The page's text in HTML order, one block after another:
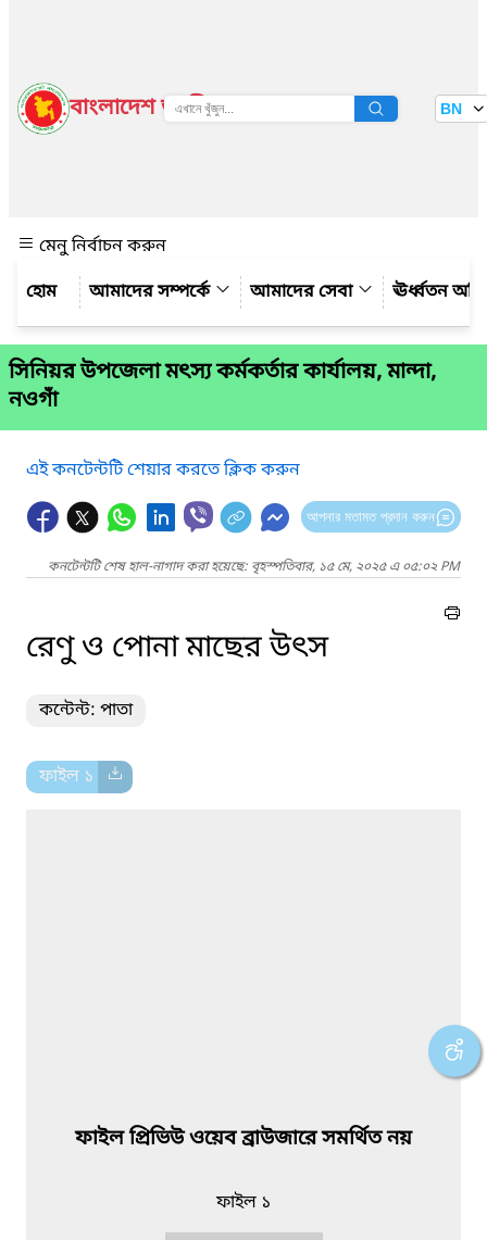
বাংলাদেশ জাতীয় তথ্য বাতায়ন BN
মেনু নির্বাচন করুন
আমাদের সম্পর্কে
আমাদের সেবা ঊর্ধ্বতন
সিনিয়র উপজেলা মৎস্য কর্মকর্তার কার্যালয়, মান্দা,
নওগাঁ
এই কনটেন্টটি শেয়ার করতে ক্লিক করুন
আপনার মতামত প্রদান করুন
কনটেন্টটি শেষ হাল-নাগাদ করা হয়েছে: বৃহস্পতিবার, ১৫ মে, ২০২৫ এ ০৫:০২ PM
রেণু ও পোনা মাছের উৎস
কন্টেন্ট: পাতা
ফাইল ১
ফাইল প্রিভিউ ওয়েব ব্রাউজারে সমর্থিত নয়
ফাইল ১